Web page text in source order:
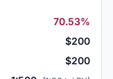
70.53%
$200
$200